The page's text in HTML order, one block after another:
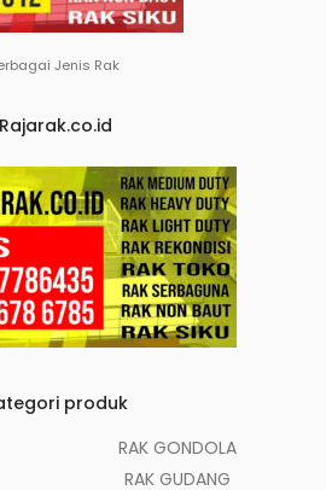
Jenis Rak
Rajarak.co.id
produk
RAK GONDOLA
RAK GUDANG